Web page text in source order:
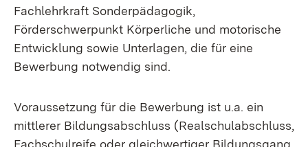
Fachlehrkraft Sonderpädagogik,
Förderschwerpunkt Körperliche und motorische
Entwicklung sowie Unterlagen, die für eine
Bewerbung notwendig sind.
Voraussetzung für die Bewerbung ist u.a. ein
mittlerer Bildungsabschluss (Realschulabschluss,
Fachschulreife oder gleichwertiger Bildungsgang